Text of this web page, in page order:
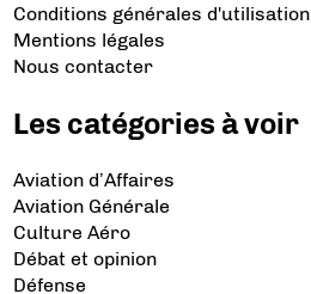
Conditions générales d'utilisation
Mentions légales
Nous contacter
Les catégories à voir
Aviation d’Affaires
Aviation Générale
Culture Aéro
Débat et opinion
Défense